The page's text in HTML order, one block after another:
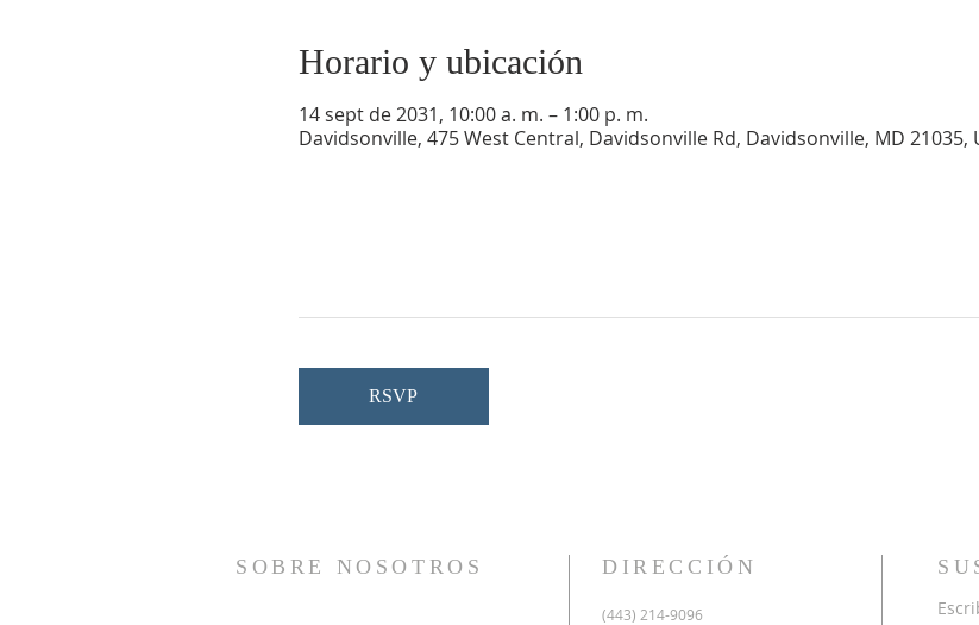
Horario y ubicación
14 sept de 2031, 10:00 a. m. – 1:00 p. m.
Davidsonville, 475 West Central, Davidsonville Rd, Davidsonville, MD 21035,
RSVP
SOBRE NOSOTROS DIRECCIÓN
(443) 214-9096